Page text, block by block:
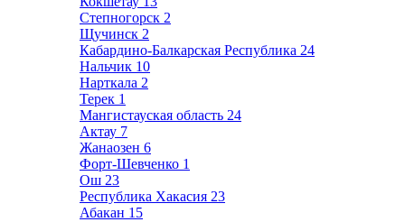
Степногорск 2
Щучинск 2
Кабардино-Балкарская Республика 24
Нальчик 10
Нарткала 2
Терек 1
Мангистауская область 24
Актау 7
Жанаозен 6
Форт-Шевченко 1
Ош 23
Республика Хакасия 23
Абакан 15